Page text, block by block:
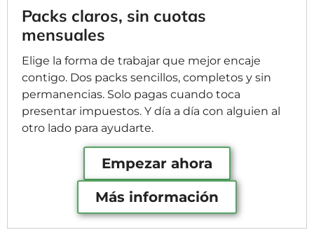
Packs claros, sin cuotas
mensuales
Elige la forma de trabajar que mejor encaje
contigo. Dos packs sencillos, completos y sin
permanencias. Solo pagas cuando toca
presentar impuestos. Y día a día con alguien al
otro lado para ayudarte.
Empezar ahora
Más información